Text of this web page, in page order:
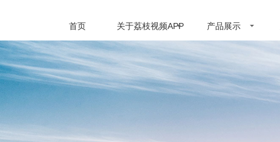
首页 关于荔枝视频APP 产品展示